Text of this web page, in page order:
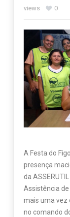
views
0
A Festa do
presença
da
Assistência
mais uma vez
no comando